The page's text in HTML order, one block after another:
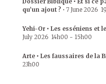
qu’un ajout ? • 7 June 2026
Yehi-Or • Les esséniens et
July 2026 14h00 - 15h00
Arte • Les faussaires de la
23h00